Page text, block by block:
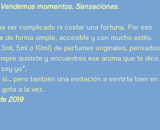
momentos. Sensaciones.
ser complicado ni costar una fortuna. Por eso
de forma simple, accesible y con mucho estilo.
5ml o 10ml) de perfumes originales, pensados
quisiste y encuentres ese aroma que te dice
yo”.
pero también una invitación a sentirte bien en
a la vez.
2019